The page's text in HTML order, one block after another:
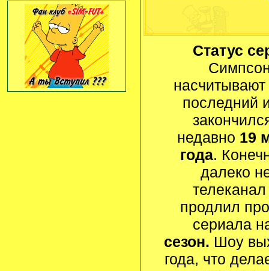
Статус
насчитывают
последний
недавно 19
года.
далеко
продлил
сериала
сезон. Шоу
года, что